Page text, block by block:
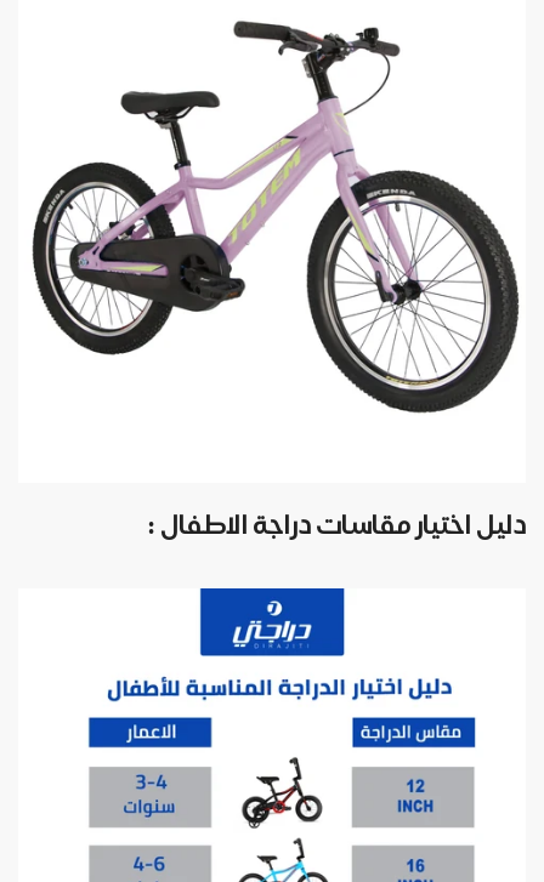
دليل اختيار مقاسات دراجة الاطفال :